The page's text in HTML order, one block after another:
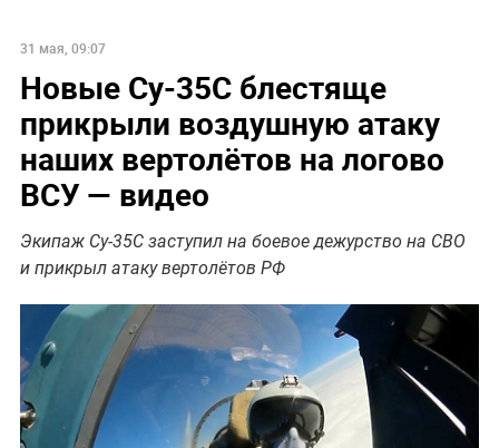
31 мая, 09:07
Новые Су-35С блестяще
прикрыли воздушную атаку
наших вертолётов на логово
ВСУ — видео
Экипаж Су-35С заступил на боевое дежурство на СВО
и прикрыл атаку вертолётов РФ